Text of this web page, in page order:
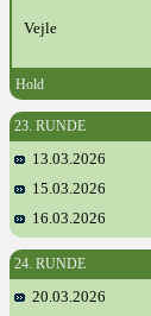
Vejle
Hold
23. RUNDE
13.03.2026
15.03.2026
16.03.2026
24. RUNDE
20.03.2026